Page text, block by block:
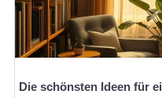
Die schönsten Ideen für